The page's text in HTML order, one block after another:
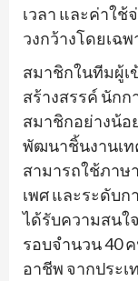
เวลา และค่าใช้
วงกว้างโดยเฉ
สมาชิกในทีมผู้เ
สร้างสรรค์ นัก
สมาชิกอย่างน้อ
พัฒนาชิ้นงานเท
สามารถใช้ภาษ
เพศ และระดับ
ได้รับความสนใ
รอบจำนวน 40
อาชีพ จากประ